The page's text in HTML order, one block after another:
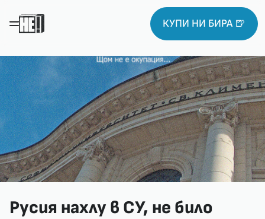
КУПИ НИ БИРА 🍺
Русия нахлу в СУ, не било